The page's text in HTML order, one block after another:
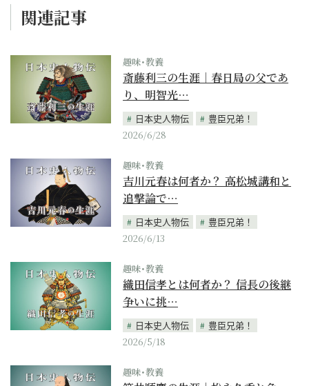
関連記事
趣味･教養
斎藤利三の生涯｜春日局の父であ
り、明智光…
日本史人物伝
豊臣兄弟！
2026/6/28
趣味･教養
吉川元春は何者か？ 高松城講和と
追撃論で…
日本史人物伝
豊臣兄弟！
2026/6/13
趣味･教養
織田信孝とは何者か？ 信長の後継
争いに挑…
日本史人物伝
豊臣兄弟！
2026/5/18
趣味･教養